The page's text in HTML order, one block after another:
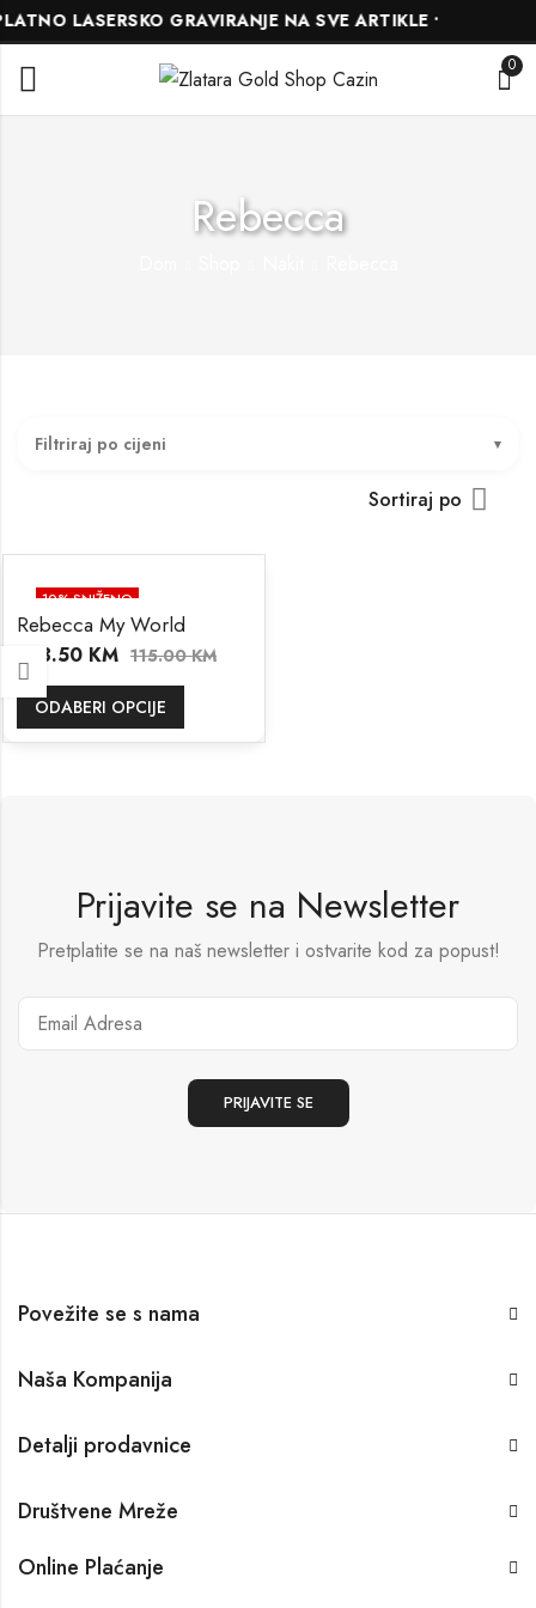
LASERSKO GRAVIRANJE NA SVE ARTIKLE •
0
Rebecca
Filtriraj po cijeni
Sortiraj po
10% SNIŽENO
Rebecca My World
103.50 KM 115.00KM
ODABERI OPCIJE
Prijavite se na Newsletter
Pretplatite se na naš newsletter i ostvarite kod za popust!
Povežite se s nama
Naša Kompanija
Detalji prodavnice
Društvene Mreže
Online Plaćanje